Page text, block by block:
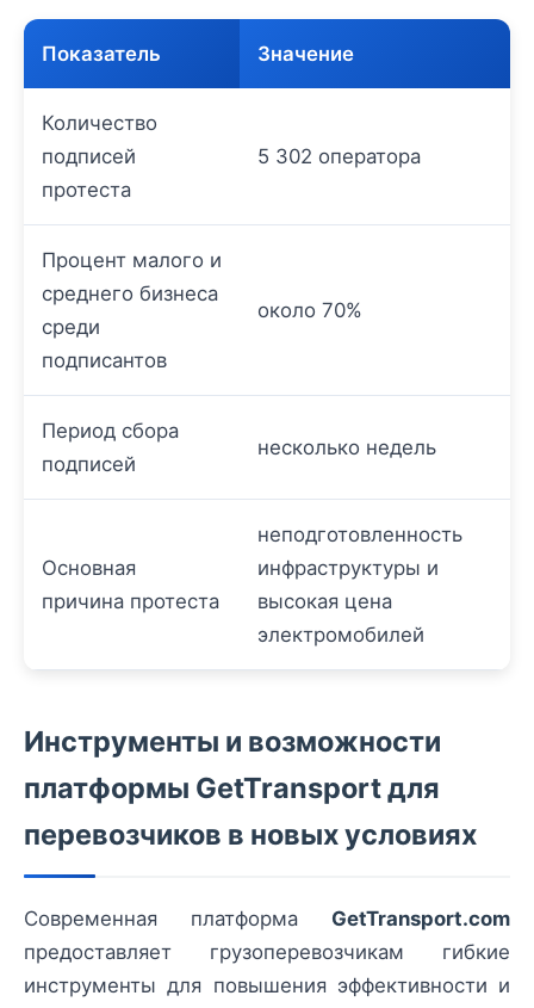
Показатель Значение
Количество
подписей
протеста
5 302 оператора
Процент малого и
среднего бизнеса
среди
подписантов
около 70%
Период сбора
подписей
несколько недель
Основная
причина протеста
неподготовленность
инфраструктуры и
высокая цена
электромобилей
Инструменты и возможности
платформы GetTransport для
перевозчиков в новых условиях
Современная платформа GetTransport.com
предоставляет грузоперевозчикам гибкие
инструменты для повышения эффективности и